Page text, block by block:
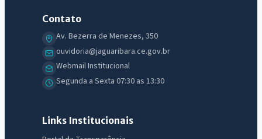
Contato
Av. Bezerra de Menezes, 350
ouvidoria@jaguaribara.ce.gov.br
Webmail Institucional
Segunda a Sexta 07:30 as 13:30
Links Institucionais
IntGest AI
Olá. Pergunte sobre serviços, notícias, legislação, Diário Oficial,